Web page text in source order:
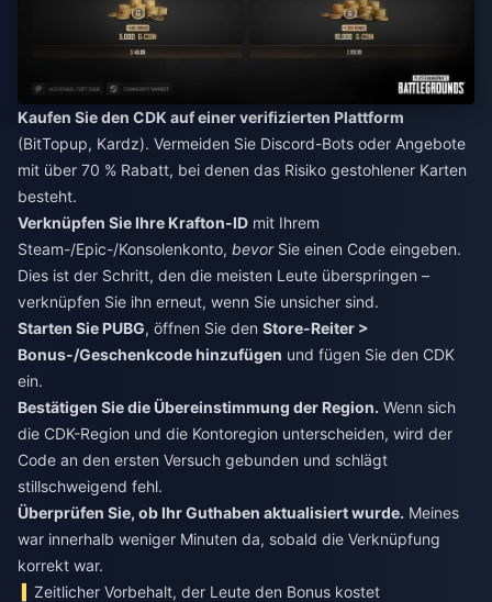
Kaufen Sie den CDK auf einer verifizierten Plattform
(BitTopup, Kardz). Vermeiden Sie Discord-Bots oder Angebote
mit über 70 % Rabatt, bei denen das Risiko gestohlener Karten
besteht.
Verknüpfen Sie Ihre Krafton-ID mit Ihrem
Steam-/Epic-/Konsolenkonto, bevorSie einen Code eingeben.
Dies ist der Schritt, den die meisten Leute überspringen –
verknüpfen Sie ihn erneut, wenn Sie unsicher sind.
Starten Sie PUBG, öffnen Sie den Store-Reiter >
Bonus-/Geschenkcode hinzufügen und fügen Sie den CDK
ein.
Bestätigen Sie die Übereinstimmung der Region. Wenn sich
die CDK-Region und die Kontoregion unterscheiden, wird der
Code an den ersten Versuch gebunden und schlägt
stillschweigend fehl.
Überprüfen Sie, ob Ihr Guthaben aktualisiert wurde. Meines
war innerhalb weniger Minuten da, sobald die Verknüpfung
korrekt war.
Zeitlicher Vorbehalt, der Leute den Bonus kostet